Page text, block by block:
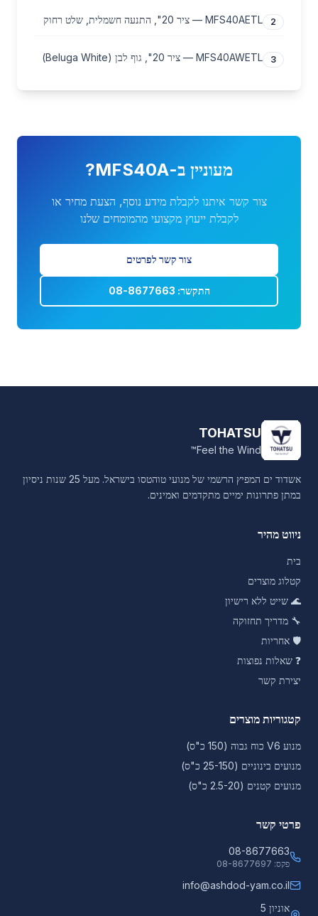
2 MFS40AETL — ציר 20", התנעה חשמלית, שלט רחוק
3 MFS40AWETL — ציר 20", גוף לבן (Beluga White)
מעוניין ב-MFS40A
?
צור קשר איתנו לקבלת מידע נוסף, הצעת מחיר או
לקבלת ייעוץ מקצועי מהמומחים שלנו
צור קשר לפרטים
התקשר: 08-8677663
TOHATSU
Feel the Wind™
אשדוד ים המפיץ הרשמי של מנועי טוהטסו בישראל. מעל 25 שנות ניסיון
במתן פתרונות ימיים מתקדמים ואמינים.
ניווט מהיר
בית
קטלוג מוצרים
🌊 שייט ללא רישיון
🔧 מדריך תחזוקה
🛡️ אחריות
❓ שאלות נפוצות
יצירת קשר
קטגוריות מוצרים
מנוע V6 כוח גבוה (150 כ"ס)
מנועים בינוניים (25-150 כ"ס)
מנועים קטנים (2.5-20 כ"ס)
פרטי קשר
08-8677663
פקס: 08-8677697
info@ashdod-yam.co.il
אוניון 5